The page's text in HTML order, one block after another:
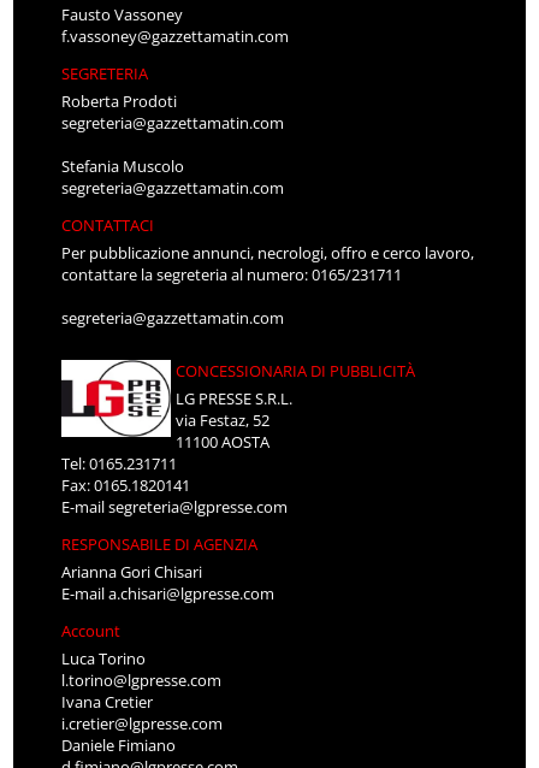
Fausto Vassoney
f.vassoney@gazzettamatin.com
SEGRETERIA
Roberta Prodoti
segreteria@gazzettamatin.com
Stefania Muscolo
segreteria@gazzettamatin.com
CONTATTACI
Per pubblicazione annunci, necrologi, offro e cerco lavoro,
contattare la segreteria al numero: 0165/231711
segreteria@gazzettamatin.com
CONCESSIONARIA DI PUBBLICITÀ
LG PRESSE S.R.L.
via Festaz, 52
11100 AOSTA
Tel: 0165.231711
Fax: 0165.1820141
E-mailsegreteria@lgpresse.com
RESPONSABILE DI AGENZIA
Arianna Gori Chisari
E-maila.chisari@lgpresse.com
Account
Luca Torino
l.torino@lgpresse.com
Ivana Cretier
i.cretier@lgpresse.com
Daniele Fimiano